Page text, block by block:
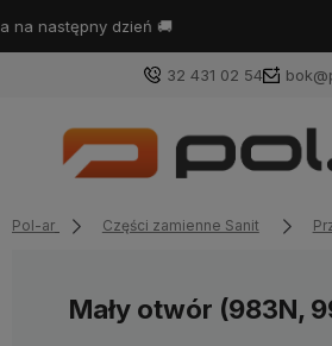
Darmowa dostawa od
32 431 02 54
Pol-ar Części zamienne Sanit
Mały otwór (983N,